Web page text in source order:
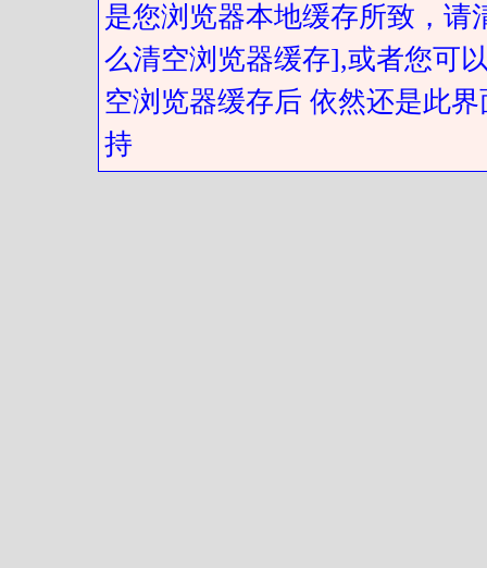
是您浏览器本地缓存所致，
么清空浏览器缓存],或者您可
空浏览器缓存后 依然还是此
持